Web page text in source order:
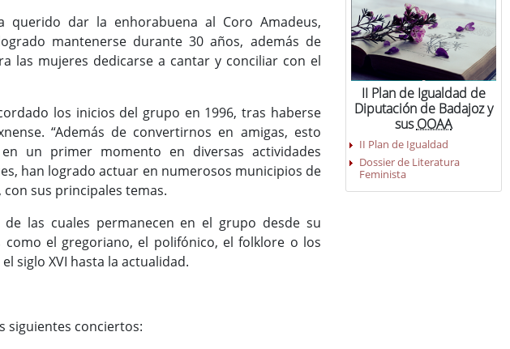
querido dar la enhorabuena al Coro Amadeus,
mantenerse durante 30 años, además de
las mujeres dedicarse a cantar y conciliar con el
los inicios del grupo en 1996, tras haberse
“Además de convertirnos en amigas, esto
un primer momento en diversas actividades
han logrado actuar en numerosos municipios de
con sus principales temas.
las cuales permanecen en el grupo desde su
el gregoriano, el polifónico, el folklore o los
siglo XVI hasta la actualidad.
siguientes conciertos:
II Plan de Igualdad de
Diputación de Badajoz y
susOOAA
II Plan de Igualdad
Dossier de Literatura
Feminista